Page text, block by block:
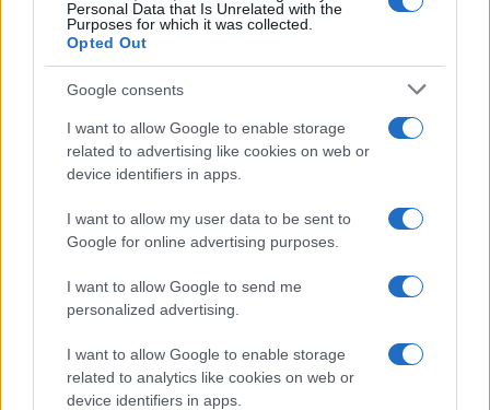
Personal Data that Is Unrelated with the
Purposes for which it was collected.
Opted Out
Google consents
I want to allow Google to enable storage
related to advertising like cookies on web or
device identifiers in apps.
I want to allow my user data to be sent to
Google for online advertising purposes.
I want to allow Google to send me
personalized advertising.
I want to allow Google to enable storage
related to analytics like cookies on web or
device identifiers in apps.
Continua a leggere
NEWS